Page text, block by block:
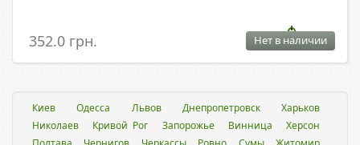
352.0 грн. Нет в наличии
Киев Одесса Львов Днепропетровск
Харьков
Николаев
Кривой Рог Запорожье Винница
Херсон